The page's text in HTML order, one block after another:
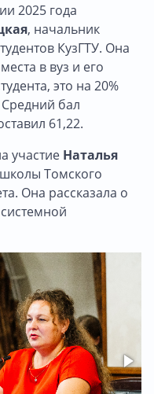
2025 года
, начальник
КузГТУ. Она
в вуз и его
это на 20%
бал
61,22.
участие Наталья
Томского
Она рассказала о